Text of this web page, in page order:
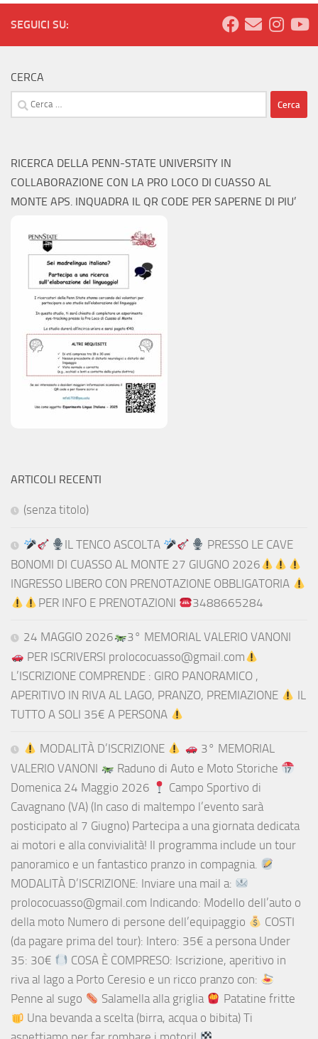
SEGUICI SU:
CERCA
Ricerca
per:
RICERCA DELLA PENN-STATE UNIVERSITY IN
COLLABORAZIONE CON LA PRO LOCO DI CUASSO AL
MONTE APS. INQUADRA IL QR CODE PER SAPERNE DI PIU’
ARTICOLI RECENTI
(senza titolo)
IL TENCO ASCOLTA
PRESSO LE CAVE
BONOMI DI CUASSO AL MONTE 27 GIUGNO 2026
INGRESSO LIBERO CON PRENOTAZIONE OBBLIGATORIA
PER INFO E PRENOTAZIONI
3488665284
24 MAGGIO 2026
3° MEMORIAL VALERIO VANONI
PER ISCRIVERSI prolococuasso@gmail.com
L’ISCRIZIONE COMPRENDE : GIRO PANORAMICO ,
APERITIVO IN RIVA AL LAGO, PRANZO, PREMIAZIONE
IL
TUTTO A SOLI 35€ A PERSONA
MODALITÀ D’ISCRIZIONE
3° MEMORIAL
VALERIO VANONI
Raduno di Auto e Moto Storiche
Domenica 24 Maggio 2026
Campo Sportivo di
Cavagnano (VA) (In caso di maltempo l’evento sarà
posticipato al 7 Giugno) Partecipa a una giornata dedicata
ai motori e alla convivialità! Il programma include un tour
panoramico e un fantastico pranzo in compagnia.
MODALITÀ D’ISCRIZIONE: Inviare una mail a:
prolococuasso@gmail.com Indicando: Modello dell’auto o
della moto Numero di persone dell’equipaggio
COSTI
(da pagare prima del tour): Intero: 35€ a persona Under
35: 30€
COSA È COMPRESO: Iscrizione, aperitivo in
riva al lago a Porto Ceresio e un ricco pranzo con:
Penne al sugo
Salamella alla griglia
Patatine fritte
Una bevanda a scelta (birra, acqua o bibita) Ti